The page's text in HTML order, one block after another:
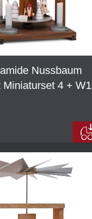
Nussbaum
Miniaturset 4 + W1